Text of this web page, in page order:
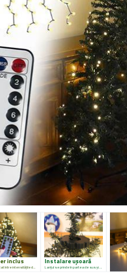
inclus
Poate fi comutat între intensitățile de iluminare cu ajutorul telecomenzii.
Instalare ușoară
Lanțul se prinde în partea de sus și se lasă pe lateralele bradului.